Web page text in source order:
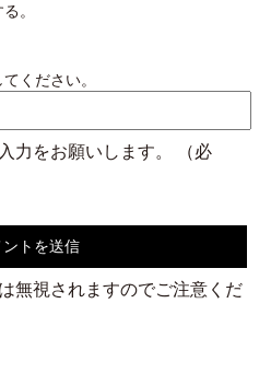
。
ください。
力をお願いします。
（必
無視されますのでご注意くだ